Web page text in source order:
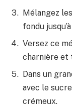
Mélangez
fondu
Versez ce
charnière et
Dans un
avec le
crémeux.